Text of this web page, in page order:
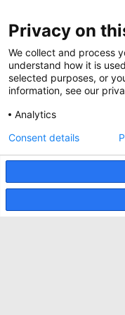
Magazine
Whitepapers
Specificatie Tools
Werken bij Minkels
Nieuws
Klantcases
Voorwaarden
Minkels maakt gebruik van
te zorgen dat u de beste
website heeft. Functionele
de juiste werking van de
altijd gebruikt. Daarnaast
gebruik van analytische
cookies en cookies voor
Leeshiermeer over de
cookies. Mocht u onze
uitzondering van de
willen accepteren, klik dan
Privacy on
We collect and process
understand how it is
selected purposes, or
information, see our
Analytics
Consent details